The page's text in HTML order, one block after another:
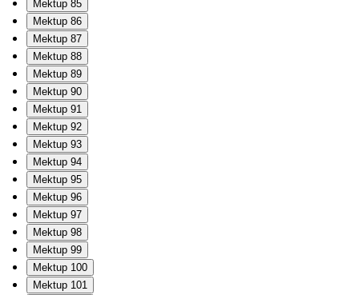
Mektup 85
Mektup 86
Mektup 87
Mektup 88
Mektup 89
Mektup 90
Mektup 91
Mektup 92
Mektup 93
Mektup 94
Mektup 95
Mektup 96
Mektup 97
Mektup 98
Mektup 99
Mektup 100
Mektup 101